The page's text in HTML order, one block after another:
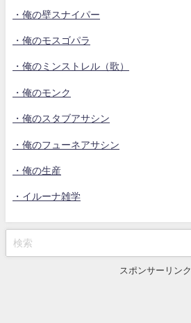
・俺の壁スナイパー
・俺のモスゴパラ
・俺のミンストレル（歌）
・俺のモンク
・俺のスタブアサシン
・俺のフューネアサシン
・俺の生産
・イルーナ雑学
スポンサーリンク